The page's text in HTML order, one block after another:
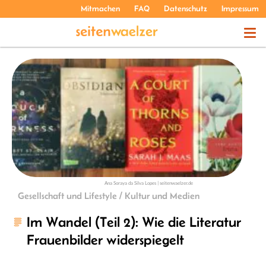
Mitmachen FAQ Datenschutz Impressum
THEMEN
PODCASTS
ÜBER UNS
Ana Soraya da Silva Lopes | seitenwaelzer.de
Gesellschaft und Lifestyle / Kultur und Medien
Im Wandel (Teil 2): Wie die Literatur
Frauenbilder widerspiegelt